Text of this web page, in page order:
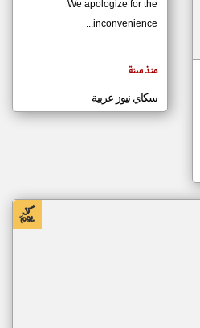
مصادر الأخبار من موريتانيا
اخبار موريتانيا على مدار الساعة
أهم اخبار موريتانيا العاجلة والمباشرة
We apologize for the
inconvenience...
منذ سنة
سكاي نيوز عربية
klyoum.com